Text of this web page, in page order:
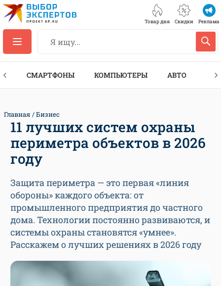
Товар дня Скидки Реклама
СМАРТФОНЫ КОМПЬЮТЕРЫ АВТО
Главная Бизнес
11 лучших систем охраны
периметра объектов в 2026
году
Защита периметра — это первая «линия
обороны» каждого объекта: от
промышленного предприятия до частного
дома. Технологии постоянно развиваются, и
системы охраны становятся «умнее».
Расскажем о лучших решениях в 2026 году